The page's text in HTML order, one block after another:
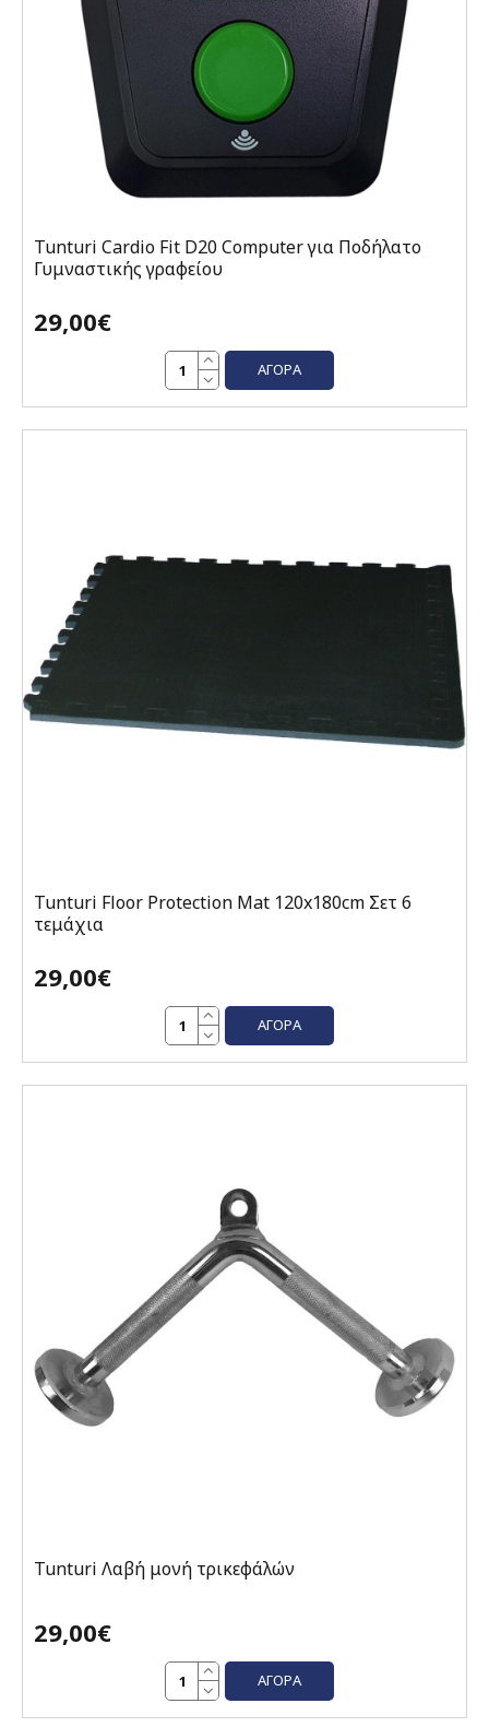
Tunturi Cardio Fit D20 Computer για Ποδήλατο
Γυμναστικής γραφείου
29,00€
ΑΓΟΡΆ
Tunturi Floor Protection Mat 120x180cm Σετ 6
τεμάχια
29,00€
ΑΓΟΡΆ
Tunturi Λαβή μονή τρικεφάλών
29,00€
ΑΓΟΡΆ